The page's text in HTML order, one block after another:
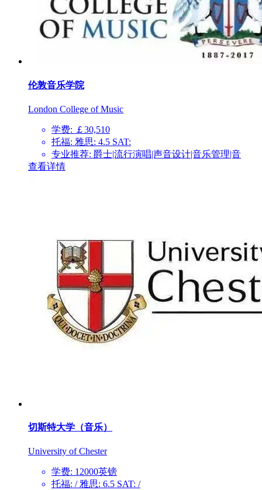
伦敦音乐学院
London College of Music
学费: ￡30,510
托福: 雅思: 4.5 SAT:
专业推荐: 爵士|流行演唱|声音设计|音乐管理|音
查看详情
切斯特大学（音乐）
University of Chester
学费: 12000英镑
托福: / 雅思: 6.5 SAT: /